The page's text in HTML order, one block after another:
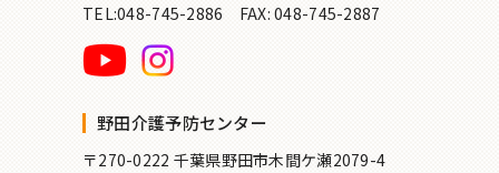
TEL:048-745-2886 FAX: 048-745-2887
野田介護予防センター
〒270-0222 千葉県野田市木間ケ瀬2079-4